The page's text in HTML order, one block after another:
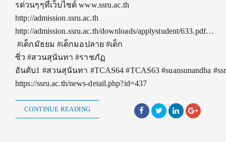
รด่วนๆๆที่เว็บไซต์ www.ssru.ac.th
http://admission.ssru.ac.th
http://admission.ssru.ac.th/downloads/applystudent/633.pdf…
‬ ‪#เด็กมัธยม #เด็กมอปลาย #เด็ก
ซิ่ว #สวนสุนันทา #ราชภัฏ
อันดับ1 #สวนสุนันทา #TCAS64 #TCAS63 #suansunandha
https://ssru.ac.th/news-detail.php?id=437
CONTINUE READING